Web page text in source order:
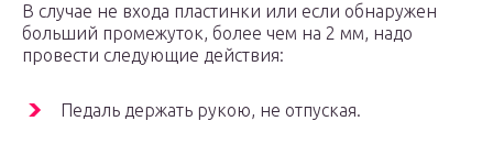
В случае не входа пластинки или если обнаружен
больший промежуток, более чем на 2 мм, надо
провести следующие действия:
Педаль держать рукою, не отпуская.